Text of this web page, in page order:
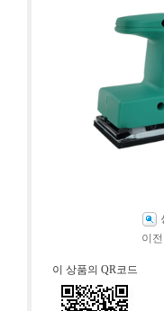
이전
이 상품의 QR코드